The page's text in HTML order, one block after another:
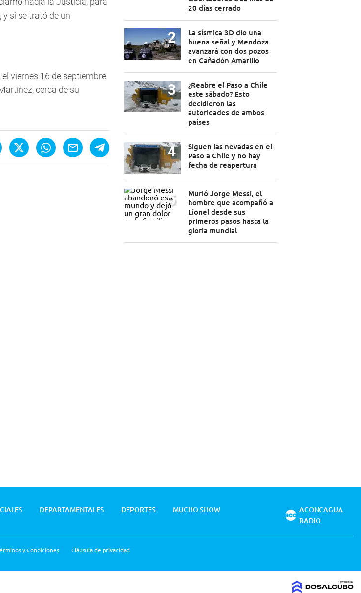
y si se trató de un
viernes 16 de septiembre
cerca de su
20 días cerrado
La sísmica 3D dio una
buena señal y Mendoza
avanzará con dos pozos
en Cañadón Amarillo
¿Reabre el Paso a Chile
este sábado? Esto
decidieron las
autoridades de ambos
países
Siguen las nevadas en el
Paso a Chile y no hay
fecha de reapertura
Murió Jorge Messi, el
hombre que acompañó a
Lionel desde sus
primeros pasos hasta la
gloria mundial
DEPARTAMENTALES DEPORTES
MUCHO SHOW
y Condiciones Cláusula de privacidad
ACONCAGUA
RADIO